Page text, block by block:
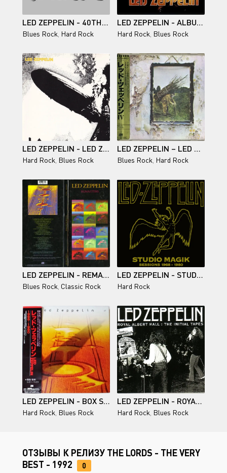
LED ZEPPELIN - 40TH ANNIVERSARY - DEFINITIVE COLLECTION OF MINI-LP REPLICA CDS - 2008
Blues Rock Hard Rock
LED ZEPPELIN - ALBUMS COLLECTION 1969-1982 (SUPER DELUXE EDITION BOX SETS) (2014-2015)
Hard Rock Blues Rock
LED ZEPPELIN - LED ZEPPELIN I - 1969
Hard Rock Blues Rock
LED ZEPPELIN – LED ZEPPELIN IV (JAPAN) 1971/1984
Blues Rock Hard Rock
LED ZEPPELIN - REMASTERS (3 CD) - 1992
Blues Rock Classic Rock
LED ZEPPELIN - STUDIO MAGIK - SESSIONS 1968-1980 (18 CD) - 2013
Hard Rock
LED ZEPPELIN - BOX SET (REMASTERS 4 CD SET, JAPAN) - 1990
Hard Rock Blues Rock
LED ZEPPELIN - ROYAL ALBERT HALL: THE INITIAL TAPES (UNOFFICIAL)
Hard Rock Blues Rock
ОТЗЫВЫ К РЕЛИЗУ THE LORDS - THE VERY
BEST - 1992
0